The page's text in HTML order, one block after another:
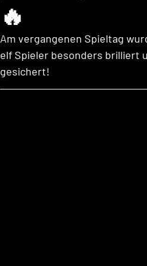
🔥
Am vergangenen Spieltag
elf Spieler besonders brilliert
gesichert!